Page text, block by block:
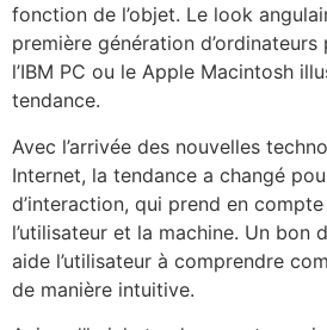
fonction de l’objet. Le look
première génération
l’IBM PC ou le Apple Macintosh
tendance.
Avec l’arrivée des nouvelles
Internet, la tendance a changé
d’interaction, qui prend en
l’utilisateur et la machine. Un bon
aide l’utilisateur à comprendre
de manière intuitive.